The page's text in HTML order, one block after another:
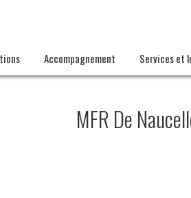
Accompagnement Services et
MFR De